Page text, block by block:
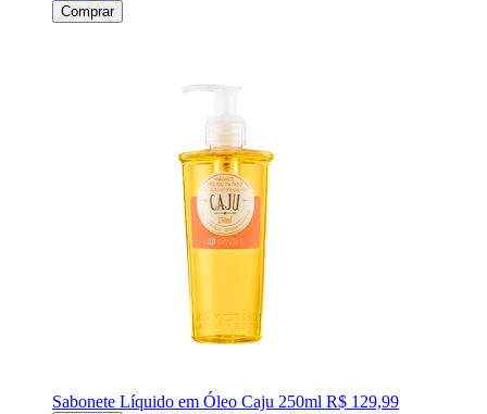
Comprar
Sabonete Líquido em Óleo Caju 250ml R$ 129,99